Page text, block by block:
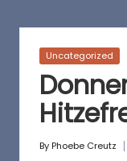
o
f
c
a
f
Posted
Uncategorized
Posted
ByPhoebe Creutz